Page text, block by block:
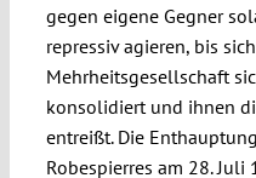
gegen eigene Gegner
repressiv agieren, bis
Mehrheitsgesellschaft
konsolidiert und ihnen
entreißt. Die Enthauptung
Robespierres am 28. Juli